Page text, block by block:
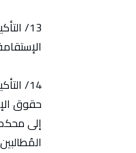
13/
14/
حقوق
إلى